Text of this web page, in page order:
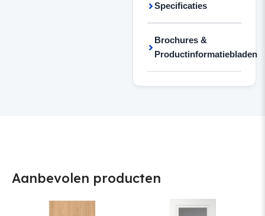
Specificaties
Brochures &
Productinformatiebladen
Aanbevolen producten